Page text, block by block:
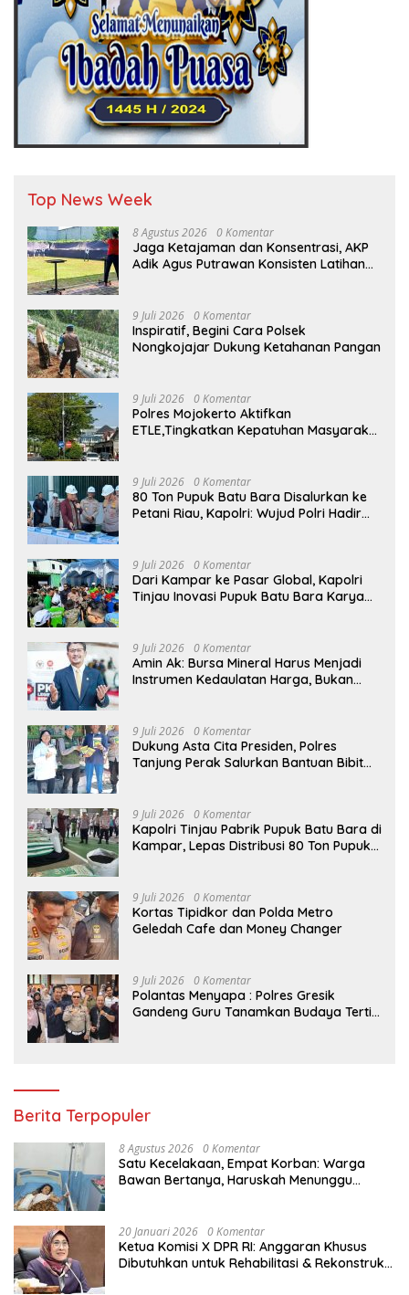
Top News Week
8 Agustus 2026 0 Komentar
Jaga Ketajaman dan Konsentrasi, AKP
Adik Agus Putrawan Konsisten Latihan
9 Juli 2026 0 Komentar
Inspiratif, Begini Cara Polsek
Nongkojajar Dukung Ketahanan Pangan
9 Juli 2026 0 Komentar
Polres Mojokerto Aktifkan
ETLE,Tingkatkan Kepatuhan Masyarakat
9 Juli 2026 0 Komentar
80 Ton Pupuk Batu Bara Disalurkan ke
Petani Riau, Kapolri: Wujud Polri Hadir
9 Juli 2026 0 Komentar
Dari Kampar ke Pasar Global, Kapolri
Tinjau Inovasi Pupuk Batu Bara Karya
9 Juli 2026 0 Komentar
Amin Ak: Bursa Mineral Harus Menjadi
Instrumen Kedaulatan Harga, Bukan
9 Juli 2026 0 Komentar
Dukung Asta Cita Presiden, Polres
Tanjung Perak Salurkan Bantuan Bibit
9 Juli 2026 0 Komentar
Kapolri Tinjau Pabrik Pupuk Batu Bara di
Kampar, Lepas Distribusi 80 Ton Pupuk
9 Juli 2026 0 Komentar
Kortas Tipidkor dan Polda Metro
Geledah Cafe dan Money Changer
9 Juli 2026 0 Komentar
Polantas Menyapa : Polres Gresik
Gandeng Guru Tanamkan Budaya Tertib
Berita Terpopuler
8 Agustus 2026 0 Komentar
Satu Kecelakaan, Empat Korban: Warga
Bawan Bertanya, Haruskah Menunggu
20 Januari 2026 0 Komentar
Ketua Komisi X DPR RI: Anggaran Khusus
Dibutuhkan untuk Rehabilitasi & Rekonstruksi